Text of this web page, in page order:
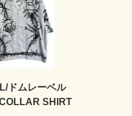
ドムレーベル
SHIRT